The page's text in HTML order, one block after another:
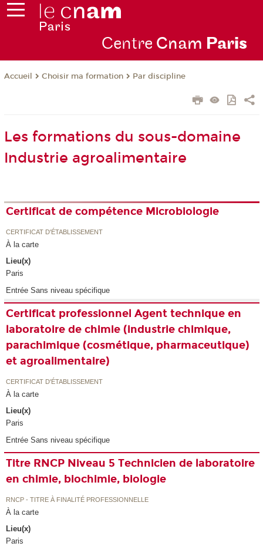
Centre Cnam Paris
Accueil Choisir ma formation Par discipline
Les formations du sous-domaine
Industrie agroalimentaire
Certificat de compétence Microbiologie
CERTIFICAT D'ÉTABLISSEMENT
À la carte
Lieu(x)
Paris
Entrée Sans niveau spécifique
Certificat professionnel Agent technique en
laboratoire de chimie (industrie chimique,
parachimique (cosmétique, pharmaceutique)
et agroalimentaire)
CERTIFICAT D'ÉTABLISSEMENT
À la carte
Lieu(x)
Paris
Entrée Sans niveau spécifique
Titre RNCP Niveau 5 Technicien de laboratoire
en chimie, biochimie, biologie
RNCP - TITRE À FINALITÉ PROFESSIONNELLE
À la carte
Lieu(x)
Paris